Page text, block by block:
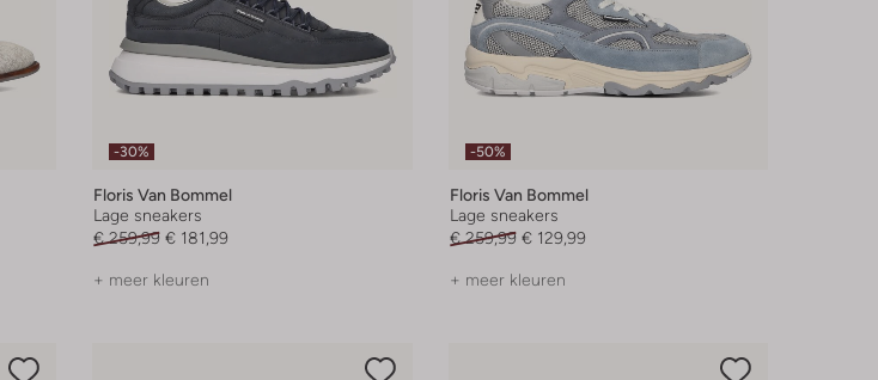
-30%
Floris Van Bommel
Lage sneakers
€ 259,99 € 181,99
+ meer kleuren
-50%
Floris Van Bommel
Lage sneakers
€ 259,99 € 129,99
+ meer kleuren